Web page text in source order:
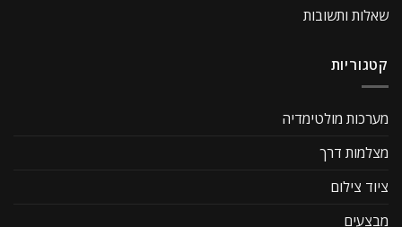
שאלות ותשובות
קטגוריות
מערכות מולטימדיה
מצלמות דרך
ציוד צילום
מבצעים